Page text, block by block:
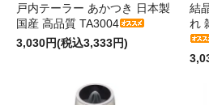
戸内テーラー あかつき 日本製
国産 高品質 TA3004
3,030円(税込3,333円)
結
れ